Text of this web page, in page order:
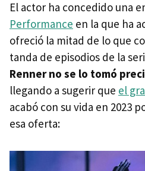
El actor ha concedido una
Performance en la que ha
ofreció la mitad de lo que
tanda de episodios de la
Renner no se lo tomó
llegando a sugerir que el
acabó con su vida en 2023
esa oferta: